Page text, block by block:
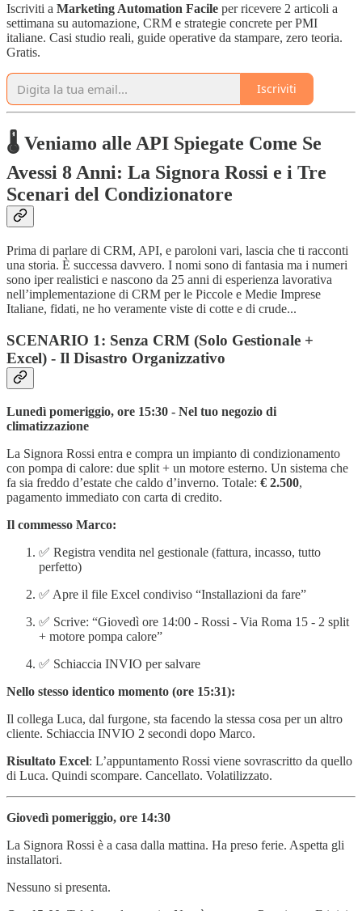
Iscriviti a Marketing Automation Facile per ricevere 2 articoli a
settimana su automazione, CRM e strategie concrete per PMI
italiane. Casi studio reali, guide operative da stampare, zero teoria.
Gratis.
Iscriviti
🌡️ Veniamo alle API Spiegate Come Se
Avessi 8 Anni: La Signora Rossi e i Tre
Scenari del Condizionatore
Prima di parlare di CRM, API, e paroloni vari, lascia che ti racconti
una storia. È successa davvero. I nomi sono di fantasia ma i numeri
sono iper realistici e nascono da 25 anni di esperienza lavorativa
nell’implementazione di CRM per le Piccole e Medie Imprese
Italiane, fidati, ne ho veramente viste di cotte e di crude...
SCENARIO 1: Senza CRM (Solo Gestionale +
Excel) - Il Disastro Organizzativo
Lunedì pomeriggio, ore 15:30 - Nel tuo negozio di
climatizzazione
La Signora Rossi entra e compra un impianto di condizionamento
con pompa di calore: due split + un motore esterno. Un sistema che
fa sia freddo d’estate che caldo d’inverno. Totale: € 2.500,
pagamento immediato con carta di credito.
Il commesso Marco:
✅ Registra vendita nel gestionale (fattura, incasso, tutto
perfetto)
✅ Apre il file Excel condiviso “Installazioni da fare”
✅ Scrive: “Giovedì ore 14:00 - Rossi - Via Roma 15 - 2 split
+ motore pompa calore”
✅ Schiaccia INVIO per salvare
Nello stesso identico momento (ore 15:31):
Il collega Luca, dal furgone, sta facendo la stessa cosa per un altro
cliente. Schiaccia INVIO 2 secondi dopo Marco.
Risultato Excel: L’appuntamento Rossi viene sovrascritto da quello
di Luca. Quindi scompare. Cancellato. Volatilizzato.
Giovedì pomeriggio, ore 14:30
La Signora Rossi è a casa dalla mattina. Ha preso ferie. Aspetta gli
installatori.
Nessuno si presenta.